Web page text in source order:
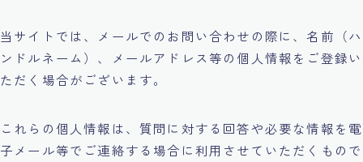
当サイトでは、メールでのお問い合わせの際に、名前（ハ
ンドルネーム）、メールアドレス等の個人情報をご登録い
ただく場合がございます。
これらの個人情報は、質問に対する回答や必要な情報を電
子メール等でご連絡する場合に利用させていただくもので